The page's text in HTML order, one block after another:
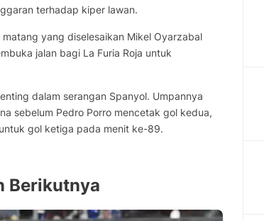
terhadap kiper lawan.
yang diselesaikan Mikel Oyarzabal
jalan bagi La Furia Roja untuk
dalam serangan Spanyol. Umpannya
sebelum Pedro Porro mencetak gol kedua,
gol ketiga pada menit ke-89.
Berikutnya